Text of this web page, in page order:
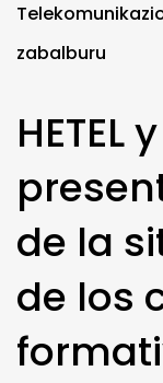
zabalburu
HETEL
de la
de los